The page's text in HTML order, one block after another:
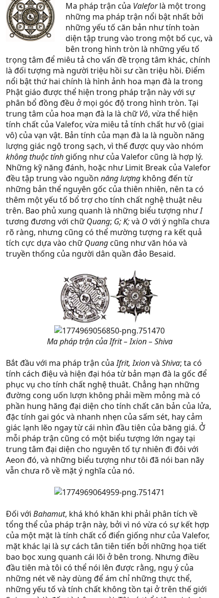
Ma pháp trận của Valeforlà một trong
những ma pháp trận nổi bật nhất bởi
những yếu tố căn bản như tính toàn
diện tập trung vào trong một bố cục, và
bên trong hình tròn là những yếu tố
trọng tâm để miêu tả cho vấn đề trọng tâm khác, chính
là đối tượng mà người triệu hồi sư cần triệu hồi. Điểm
nổi bật thứ hai chính là hình ảnh hoa mạn đà la trong
Phật giáo được thể hiện trong pháp trận này với sự
phân bổ đồng đều ở mọi góc độ trong hình tròn. Tại
trung tâm của hoa mạn đà la là chữVô, vừa thể hiện
tính chất của Valefor, vừa miêu tả tính chất hư vô (giai
vô) của vạn vật. Bản tính của mạn đà la là nguồn năng
lượng giác ngộ trong sạch, vì thế được quy vào nhóm
không thuộc tính giống như của Valefor cũng là hợp lý.
Những kỹ năng đánh, hoặc như Limit Break của Valefor
đều tập trung vào nguồn năng lượng không đến từ
những bản thể nguyên gốc của thiên nhiên, nên ta có
thêm một yếu tố bổ trợ cho tính chất nghệ thuật nêu
trên. Bao phủ xung quanh là những biểu tượng nhưI
tương đương với chữQuang; G; K;và O với ý nghĩa chưa
rõ ràng, nhưng cũng có thể mường tượng ra kết quả
tích cực dựa vào chữQuangcũng như văn hóa và
truyền thống của người dân quần đảo Besaid.
Ma pháp trận của Ifrit – Ixion – Shiva
Bắt đầu với ma pháp trận củaIfrit, Ixionvà Shiva; ta có
tính cách điệu và hiện đại hóa từ bản mạn đà la gốc để
phục vụ cho tính chất nghệ thuât. Chẳng hạn những
đường cong uốn lượn không phải mềm mỏng mà có
phần hung hăng đại diện cho tính chất căn bản của lửa,
đặc tính gai góc và nhanh nhẹn của sấm sét, hay cảm
giác lạnh lẽo ngay từ cái nhìn đầu tiên của băng giá. Ở
mỗi pháp trận cũng có một biểu tượng lớn ngay tại
trung tâm đại diện cho nguyên tố tự nhiên đi đôi với
Aeon đó, và những biểu tượng như tôi đã nói ban nãy
vẫn chưa rõ về mặt ý nghĩa của nó.
Đối với Bahamut, khá khó khăn khi phải phân tích về
tổng thể của pháp trận này, bởi vì nó vừa có sự kết hợp
của một mặt là tính chất cổ điển giống như của Valefor,
mặt khác lại là sự cách tân tiên tiến bởi những họa tiết
bao bọc xung quanh cái lõi ở bên trong. Nhưng điều
đầu tiên mà tôi có thể nói lên được rằng, ngụ ý của
những nét vẽ này dùng để ám chỉ những thực thể,
những yếu tố và tính chất không tồn tại ở trên thế giới